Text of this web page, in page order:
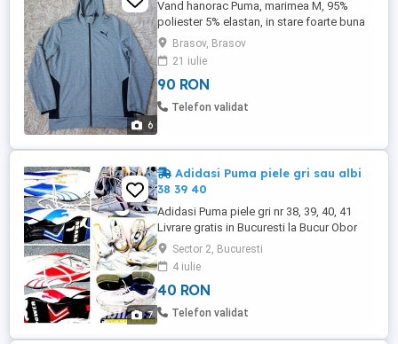
6
Vand hanorac Puma, marimea M, 95%
poliester 5% elastan, in stare foarte buna
(fara defecte sau urme de uzura)
circumferinta talie: 106 cm lungime
fermuar: 68 cm piept: 55 cm lungime
maneca de la subbrat: 50 cm latime umeri:
45 cm Va rog frumos sa masurati un alt
Brasov, Brasov
21 iulie
90 RON
Telefon validat
7
Adidasi Puma piele gri sau albi
38 39 40
Adidasi Puma piele gri nr 38, 39, 40, 41
Livrare gratis in Bucuresti la Bucur Obor
sau prin curier. Telefon . Peste 5 produse
din anunturi 10% reducere.
Sector 2, Bucuresti
4 iulie
40 RON
Telefon validat